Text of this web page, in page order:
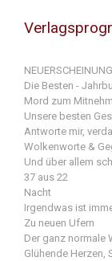
Die Besten -
Mord zum
Unsere besten
Antworte mir,
Wolkenworte &
Und über allem
37 aus 22
Nacht
Irgendwas ist
Zu neuen Ufern
Der ganz normale
Glühende Herzen,